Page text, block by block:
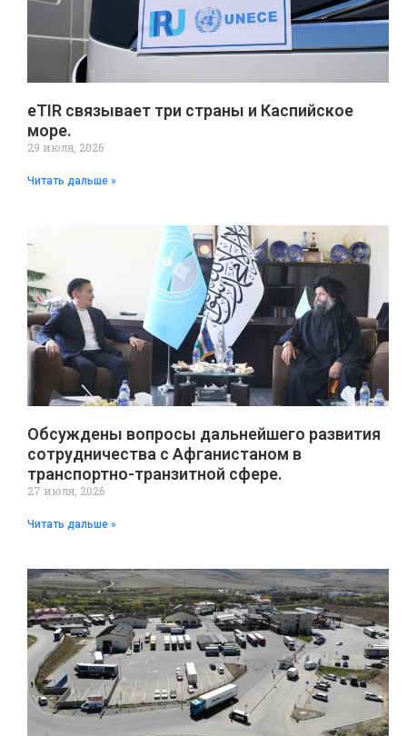
eTIR связывает три страны и Каспийское
море.
29 июля, 2026
Читать дальше »
Обсуждены вопросы дальнейшего развития
сотрудничества с Афганистаном в
транспортно-транзитной сфере.
27 июля, 2026
Читать дальше »